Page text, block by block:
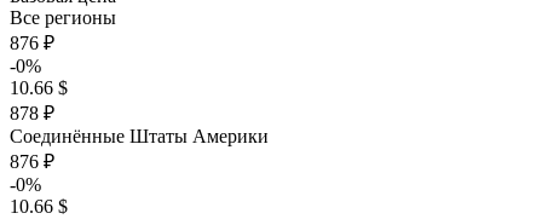
Все регионы
876 ₽
-0%
10.66 $
878 ₽
Соединённые Штаты Америки
876 ₽
-0%
10.66 $